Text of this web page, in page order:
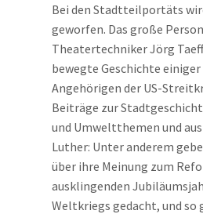
Bei den Stadtteilportäts
geworfen. Das große
Theatertechniker Jörg
bewegte Geschichte
Angehörigen der US-
Beiträge zur
und Umweltthemen und
Luther: Unter anderem
über ihre Meinung zum
ausklingenden
Weltkriegs gedacht, und so